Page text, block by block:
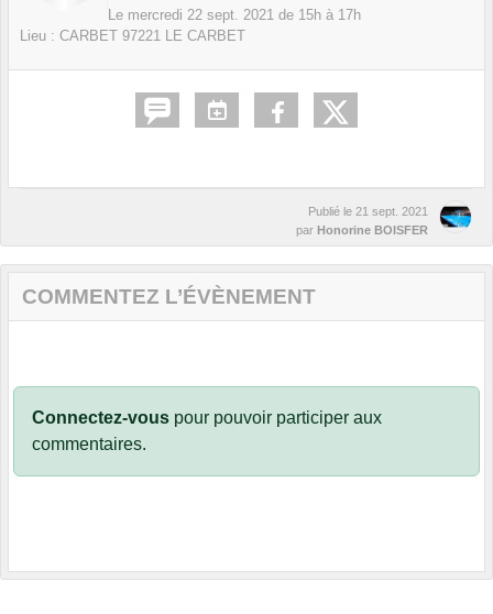
Le mercredi 22 sept. 2021 de 15h à 17h
Lieu : CARBET 97221 LE CARBET
Publié le 21 sept. 2021
par Honorine BOISFER
COMMENTEZ L’ÉVÈNEMENT
Connectez-vous pour pouvoir participer aux
commentaires.